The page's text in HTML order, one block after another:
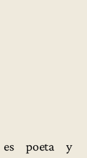
es poeta y